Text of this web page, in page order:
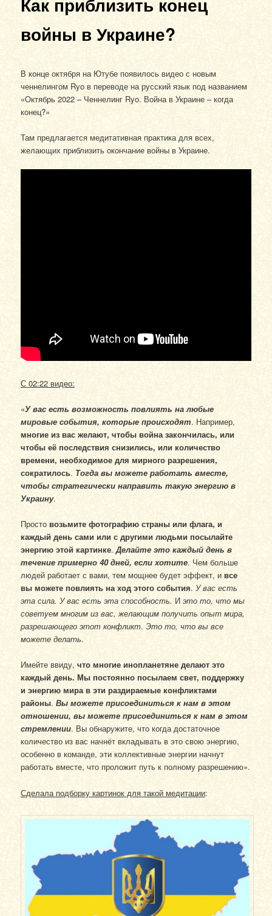
войны в Украине?
В конце октября на Ютубе появилось видео с новым
ченнелингом Ryo в переводе на русский язык под названием
«Октябрь 2022 – Ченнелинг Ryo. Война в Украине – когда
конец?»
Там предлагается медитативная практика для всех,
желающих приблизить окончание войны в Украине.
С 02:22 видео:
«Увас есть возможность повлиять на любые
мировые события, которые происходят. Например,
многие из вас желают, чтобы война закончилась, или
чтобы её последствия снизились, или количество
времени, необходимое для мирного разрешения,
сократилось. Тогда вы можете работать вместе,
чтобы стратегически направить такую энергию в
Украину.
Просто возьмите фотографию страны или флага, и
каждый день сами или с другими людьми посылайте
энергию этой картинке.Делайте это каждый день в
течение примерно 40 дней, если хотите. Чем больше
людей работает с вами, тем мощнее будет эффект, ивсе
вы можете повлиять на ход этого события.У вас есть
эта сила. У вас есть эта способность. Иэто то, что мы
советуем многим из вас, желающим получить опыт мира,
разрешающего этот конфликт.Это то, что вы все
можете делать.
Имейте ввиду, что многие инопланетяне делают это
каждый день. Мы постоянно посылаем свет, поддержку
и энергию мира в эти раздираемые конфликтами
районы.Вы можете присоединиться к нам в этом
отношении, вы можете присоединиться к нам в этом
стремлении. Вы обнаружите, что когда достаточное
количество из вас начнёт вкладывать в это свою энергию,
особенно в команде, эти коллективные энергии начнут
работать вместе, что проложит путь к полному разрешению».
Сделала подборку картинок для такой медитации: